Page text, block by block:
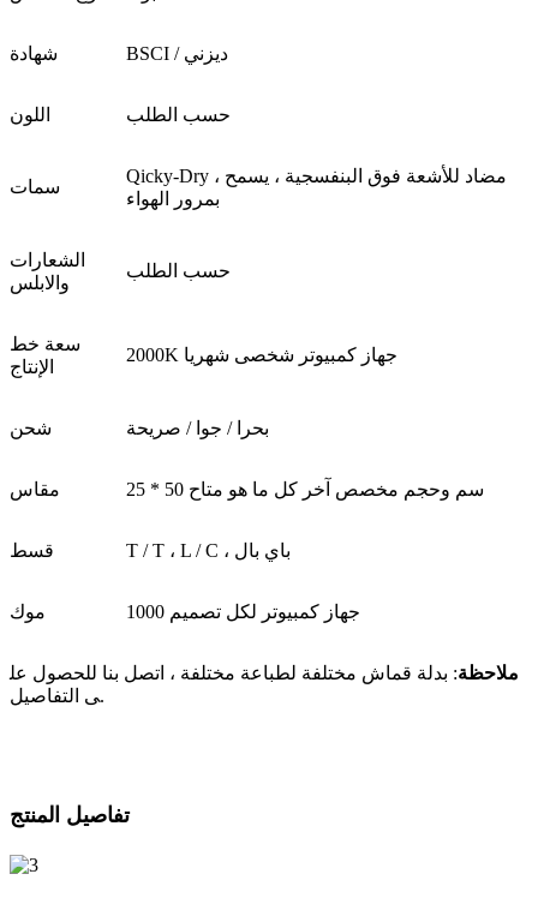
شهادة BSCI / ديزني
اللون حسب الطلب
سمات
Qicky-Dry ، مضاد للأشعة فوق البنفسجية ، يسمح
بمرور الهواء
الشعارات
والابلس
حسب الطلب
سعة خط
الإنتاج
2000K جهاز كمبيوتر شخصى شهريا
شحن بحرا / جوا / صريحة
مقاس 25 * 50 سم وحجم مخصص آخر كل ما هو متاح
قسط T / T ، L / C ، باي بال
موك 1000 جهاز كمبيوتر لكل تصميم
ملاحظة: بدلة قماش مختلفة لطباعة مختلفة ، اتصل بنا للحصول عل
ى التفاصيل.
تفاصيل المنتج